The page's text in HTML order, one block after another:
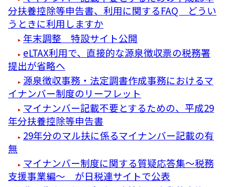
分扶養控除等申告書、利用に関するFAQ どうい
うときに利用しますか
年末調整 特設サイト公開
eLTAX利用で、直接的な源泉徴収票の税務署
提出が省略へ
源泉徴収事務・法定調書作成事務におけるマ
イナンバー制度のリーフレット
マイナンバー記載不要とするための、平成29
年分扶養控除等申告書
29年分のマル扶に係るマイナンバー記載の有
無
マイナンバー制度に関する質疑応答集～税務
支援事業編～ が日税連サイトで公表